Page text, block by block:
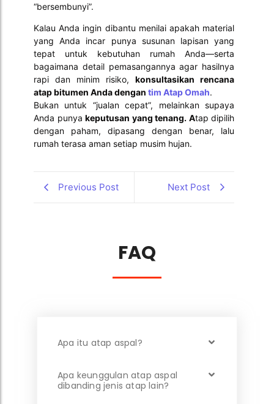
“bersembunyi”.
Kalau Anda ingin dibantu menilai apakah material
yang Anda incar punya susunan lapisan yang
tepat untuk kebutuhan rumah Anda—serta
bagaimana detail pemasangannya agar hasilnya
rapi dan minim risiko, konsultasikan rencana
atap bitumen Anda dengan tim Atap Omah.
Bukan untuk “jualan cepat”, melainkan supaya
Anda punya keputusan yang tenang. Atap dipilih
dengan paham, dipasang dengan benar, lalu
rumah terasa aman setiap musim hujan.
Previous Post Next Post
FAQ
Apa itu atap aspal?
Apa keunggulan atap aspal
dibanding jenis atap lain?